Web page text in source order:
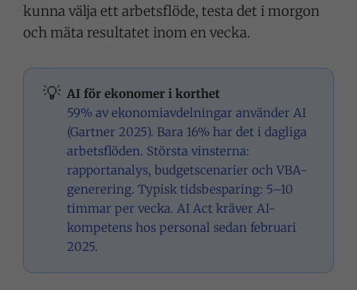
kunna välja ett arbetsflöde, testa det i morgon
och mäta resultatet inom en vecka.
💡 AI för ekonomer i korthet
59% av ekonomiavdelningar använder AI
(Gartner 2025). Bara 16% har det i dagliga
arbetsflöden. Största vinsterna:
rapportanalys, budgetscenarier och VBA-
generering. Typisk tidsbesparing: 5–10
timmar per vecka. AI Act kräver AI-
kompetens hos personal sedan februari
2025.